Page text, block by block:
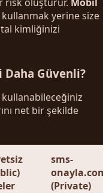
yerine size
kimliğinizi
Daha Güvenli?
kullanabileceğiniz
net bir şekilde
sms-
(Private)